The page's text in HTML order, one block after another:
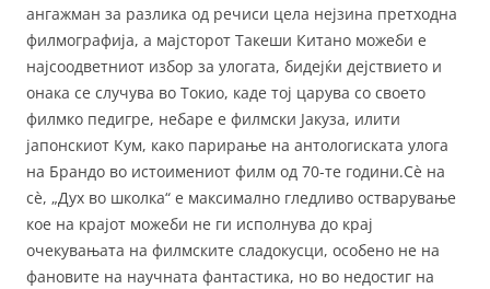
ангажман за разлика од речиси цела нејзина претходна
филмографија, а мајсторот Такеши Китано можеби е
најсоодветниот избор за улогата, бидејќи дејствието и
онака се случува во Токио, каде тој царува со своето
филмко педигре, небаре е филмски Јакуза, илити
јапонскиот Кум, како парирање на антологиската улога
на Брандо во истоимениот филм од 70-те години.Сè на
сè, „Дух во школка“ е максимално гледливо остварување
кое на крајот можеби не ги исполнува до крај
очекувањата на филмските сладокусци, особено не на
фановите на научната фантастика, но во недостиг на